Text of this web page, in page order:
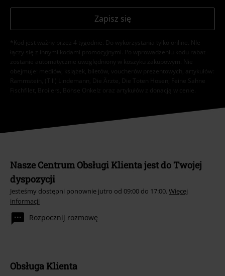
Zapisz się
*Kod jest ważny przez 4 tygodnie. Do wykorzystania tylko online. NIe
łączy się z innymi kodami promocyjnymi. Po wprowadzeniu kodu rabat
zostanie automatycznie uwzględniony w koszyku zakupowym. Nie
obejmuje: mediów, książek, biletów, voucherów prezentowych, artykułów:
Rammstein, (Till) Lindemann, Die Ärzte, Die Toten Hosen, Feine Sahne
Fischfilet, Broilers, Böhse Onkelz oraz artykułów z donacją w cenie.
Nasze Centrum Obsługi Klienta jest do Twojej
dyspozycji
Jesteśmy dostępni ponownie jutro od 09:00 do 17:00. Więcej
informacji
Rozpocznij rozmowę
Obsługa Klienta